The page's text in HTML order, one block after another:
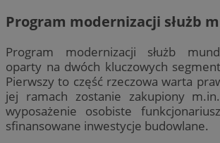
Program modernizacji służb
Program modernizacji służb
oparty na dwóch kluczowych
Pierwszy to część rzeczowa warta
jej ramach zostanie zakupiony
wyposażenie osobiste
sfinansowane inwestycje budowlane.